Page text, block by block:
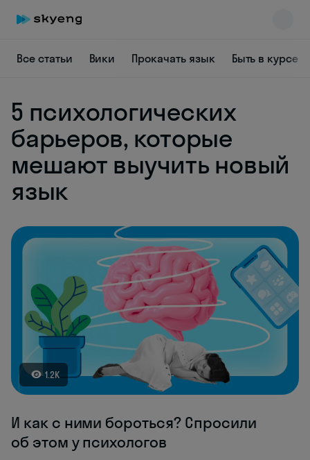
Все статьи Вики Прокачать язык Быть в курсе
5 психологических
барьеров, которые
мешают выучить новый
язык
1.2K
И как с ними бороться? Спросили
об этом у психологов
online